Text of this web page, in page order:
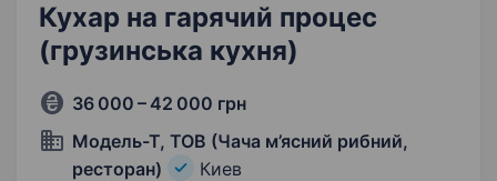
Кухар на гарячий процес
(грузинська кухня)
36 000 – 42 000 грн
Модель-Т, ТОВ (Чача м’ясний рибний,
ресторан)
Киев